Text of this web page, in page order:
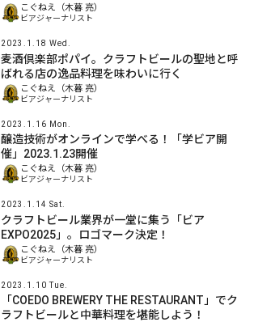
こぐねえ（木暮 亮）
ビアジャーナリスト
2023.1.18 Wed.
麦酒倶楽部ポパイ。クラフトビールの聖地と呼
ばれる店の逸品料理を味わいに行く
こぐねえ（木暮 亮）
ビアジャーナリスト
2023.1.16 Mon.
醸造技術がオンラインで学べる！「学ビア開
催」2023.1.23開催
こぐねえ（木暮 亮）
ビアジャーナリスト
2023.1.14 Sat.
クラフトビール業界が一堂に集う「ビア
EXPO2025」。ロゴマーク決定！
こぐねえ（木暮 亮）
ビアジャーナリスト
2023.1.10 Tue.
「COEDO BREWERY THE RESTAURANT」でク
ラフトビールと中華料理を堪能しよう！